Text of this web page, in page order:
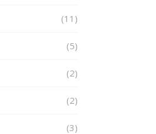
(11)
(5)
(2)
(2)
(3)